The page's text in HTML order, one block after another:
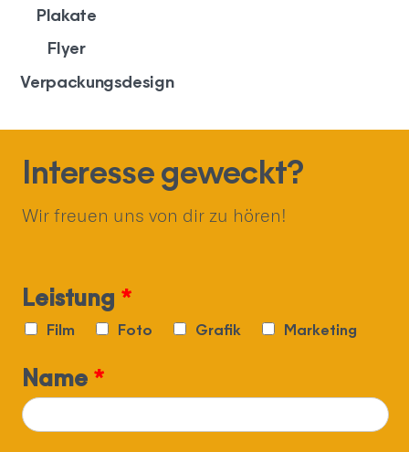
Plakate
Flyer
Verpackungsdesign
Interesse geweckt?
Wir freuen uns von dir zu hören!
Leistung *
Film Foto Grafik Marketing
Name *